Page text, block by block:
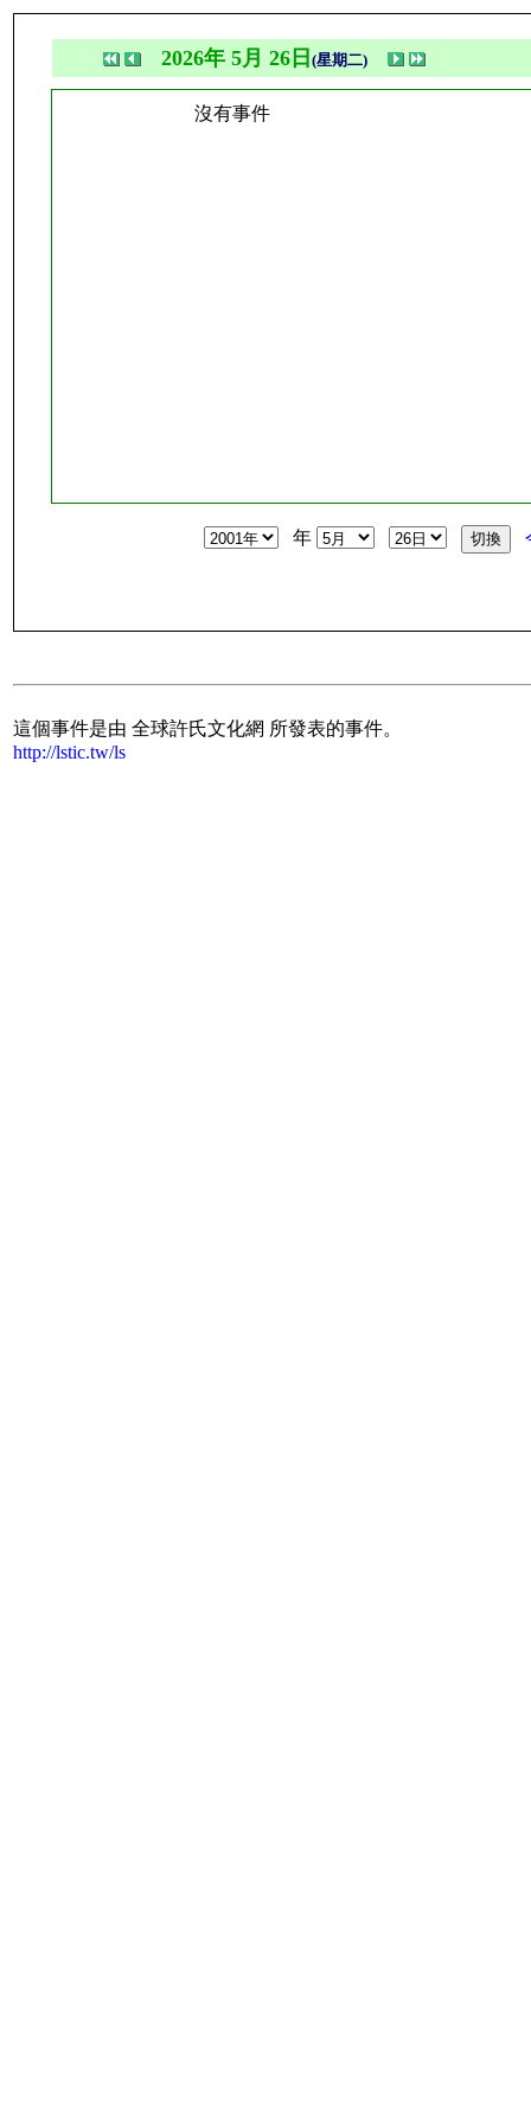
2026年 5月 26日 (星期二)
沒有事件
年
這個事件是由 全球許氏文化網 所發表的事件。
http://lstic.tw/ls